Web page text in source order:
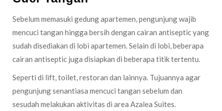
Sebelum memasuki gedung apartemen, pengunjung wajib
mencuci tangan hingga bersih dengan cairan antiseptic yang
sudah disediakan di lobi apartemen. Selain di lobi, beberapa
cairan antiseptic juga disiapkan di beberapa titik tertentu.
Seperti di lift, toilet, restoran dan lainnya. Tujuannya agar
pengunjung senantiasa mencuci tangan sebelum dan
sesudah melakukan aktivitas di area Azalea Suites.